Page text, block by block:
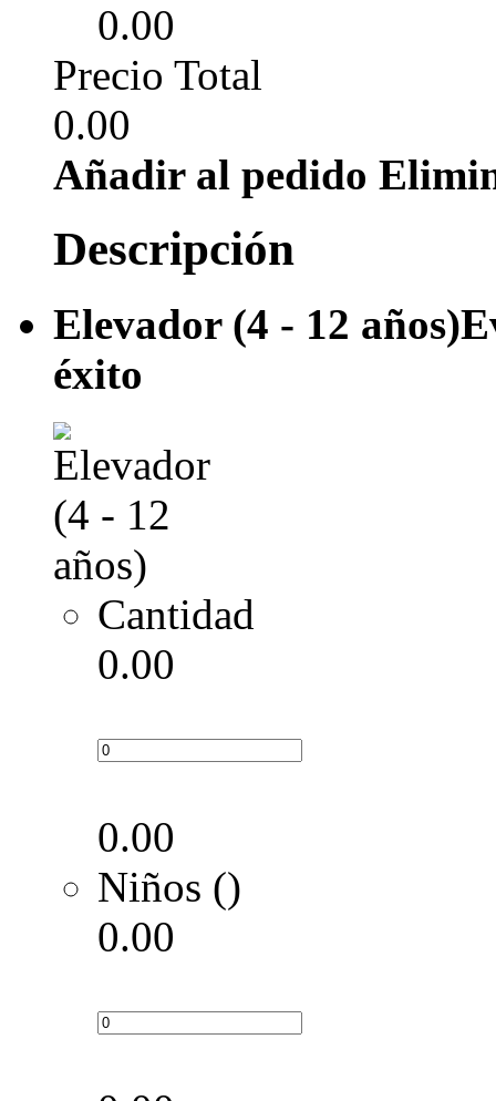
0.00
Precio Total
0.00
Añadir al pedido
Descripción
Elevador (4 - 12 años)
éxito
Cantidad
0.00
0.00
Niños ()
0.00